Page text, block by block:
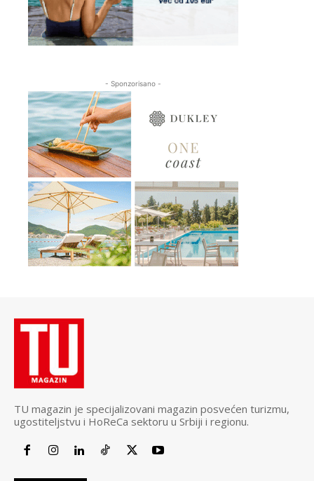
- Sponzorisano -
TU magazin je specijalizovani magazin posvećen turizmu,
ugostiteljstvu i HoReCa sektoru u Srbiji i regionu.